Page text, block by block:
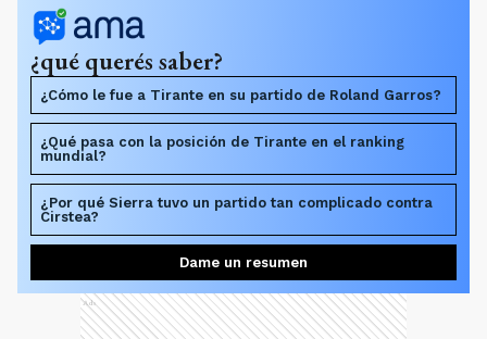
¿qué querés saber?
¿Cómo le fue a Tirante en su partido de Roland Garros?
¿Qué pasa con la posición de Tirante en el ranking
mundial?
¿Por qué Sierra tuvo un partido tan complicado contra
Cirstea?
Dame un resumen
Ads